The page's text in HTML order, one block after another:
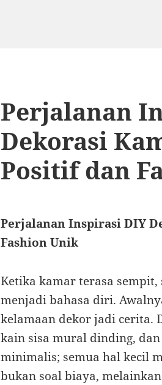
Perjalanan
Dekorasi
Positif dan
Perjalanan Inspirasi DIY
Fashion Unik
Ketika kamar terasa
menjadi bahasa diri.
kelamaan dekor jadi cerita.
kain sisa mural dinding,
minimalis; semua hal kecil
bukan soal biaya,